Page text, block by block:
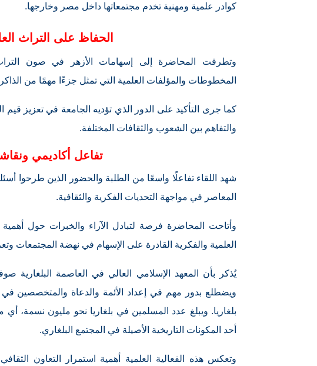
كوادر علمية ومهنية تخدم مجتمعاتها داخل مصر وخارجها.
الحفاظ على التراث
وتطرقت المحاضرة إلى إسهامات الأزهر في صون
المخطوطات والمؤلفات العلمية التي تمثل جزءًا مهمًا من
كما جرى التأكيد على الدور الذي تؤديه الجامعة في تعزيز قيم
والتفاهم بين الشعوب والثقافات المختلفة.
تفاعل أكاديمي
شهد اللقاء تفاعلًا واسعًا من الطلبة والحضور الذين طرحوا
المعاصر في مواجهة التحديات الفكرية والثقافية.
وأتاحت المحاضرة فرصة لتبادل الآراء والخبرات حول أهمية
العلمية والفكرية القادرة على الإسهام في نهضة المجتمعات
يُذكر بأن المعهد الإسلامي العالي في العاصمة البلغارية
ويضطلع بدور مهم في إعداد الأئمة والدعاة والمتخصصين
أحد المكونات التاريخية الأصيلة في المجتمع البلغاري.
وتعكس هذه الفعالية العلمية أهمية استمرار التعاون